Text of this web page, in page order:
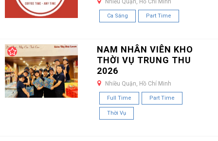
Ca Sáng Part Time
NAM NHÂN VIÊN KHO
THỜI VỤ TRUNG THU
2026
Nhiều Quận, Hồ Chí Minh
Full Time Part Time
Thời Vụ